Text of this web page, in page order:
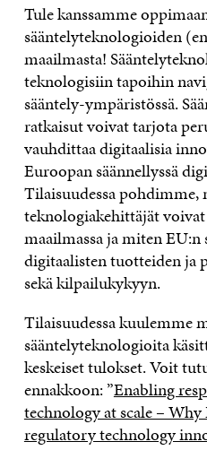
Tule kanssamme
sääntelyteknologioiden
maailmasta!
teknologisiin tapoihin
sääntely-ympäristössä.
ratkaisut voivat tarjota
vauhdittaa digitaalisia
Euroopan säännellyssä
Tilaisuudessa pohdimme,
teknologiakehittäjät
maailmassa ja miten EU:n
digitaalisten tuotteiden ja
sekä kilpailukykyyn.
Tilaisuudessa kuulemme
sääntelyteknologioita
keskeiset tulokset. Voit
ennakkoon: ”Enabling
technology at scale – Why
regulatory technology